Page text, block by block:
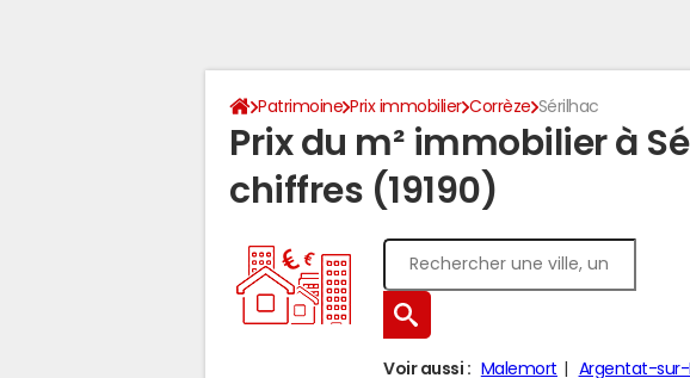
Patrimoine Prix immobilier Corrèze Sérilhac
Prix du m² immobilier à
chiffres (19190)
Voir aussi : Malemort Argentat-